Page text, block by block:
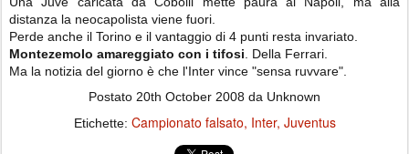
distanza la neocapolista viene fuori.
Perde anche il Torino e il vantaggio di 4 punti resta invariato.
Montezemolo amareggiato con i tifosi . Della Ferrari.
Ma la notizia del giorno è che l'Inter vince "sensa ruvvare".
Postato 20th October 2008 da Unknown
Etichette: Campionato falsato Inter Juventus